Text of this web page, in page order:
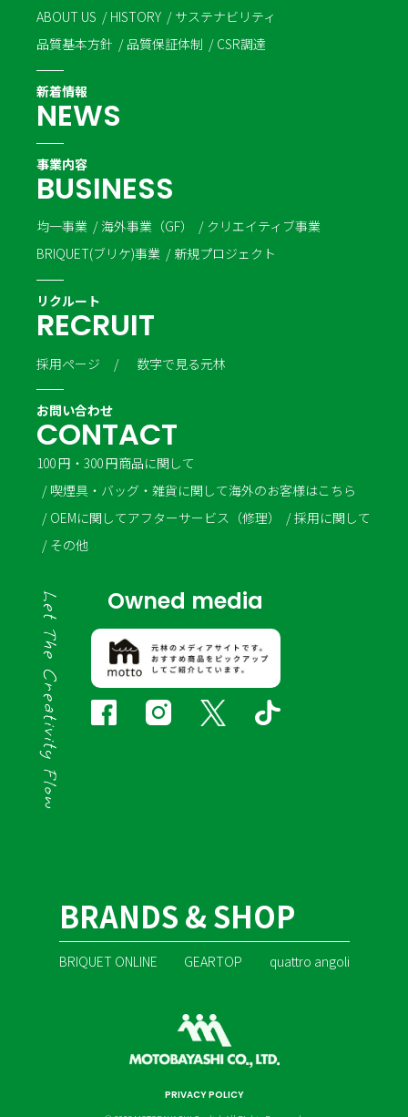
ABOUT US HISTORY
サステナビリティ
品質基本方針
品質保証体制 CSR調達
新着情報
NEWS
事業内容
BUSINESS
均一事業 海外事業（GF）
クリエイティブ事業
BRIQUET(ブリケ)事業
新規プロジェクト
リクルート
RECRUIT
採用ページ 数字で見る元林
お問い合わせ
CONTACT
100 円・300 円商品に関して
喫煙具・バッグ・雑貨に関して海外のお客様はこちら
OEMに関してアフターサービス（修理）
採用に関して
その他
Owned media
BRANDS & SHOP
BRIQUET ONLINE GEARTOP quattro angoli
PRIVACY POLICY